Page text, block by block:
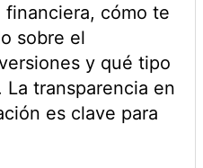
cómo te
sobre el
y qué tipo
transparencia en
es clave para